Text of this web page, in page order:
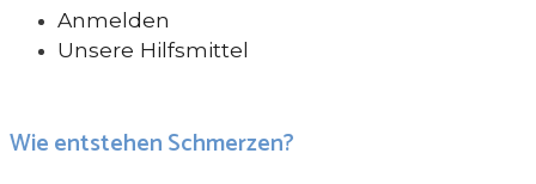
Anmelden
Unsere Hilfsmittel
Wie entstehen Schmerzen?